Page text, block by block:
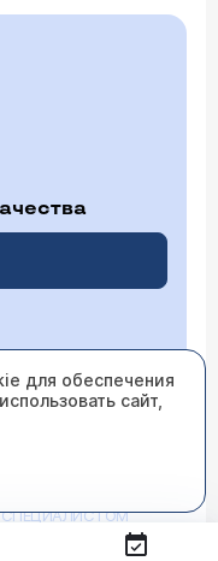
НЕОБХОДИМО
для обеспечения
сайт,